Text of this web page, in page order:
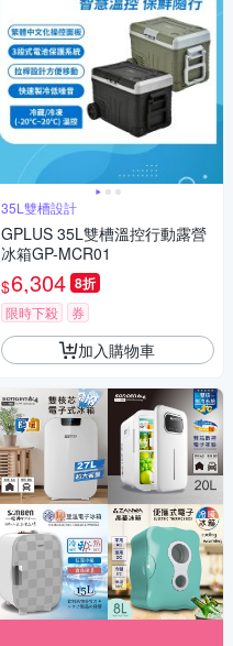
35L雙槽設計
GPLUS 35L雙槽溫控行動露營
冰箱GP-MCR01
$6,304 8折
限時下殺 券
加入購物車